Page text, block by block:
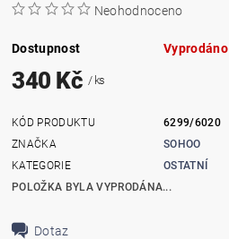
Neohodnoceno
Dostupnost Vyprodáno
340 Kč / ks
KÓD PRODUKTU
6299/6020
ZNAČKA
SOHOO
KATEGORIE
OSTATNÍ
POLOŽKA BYLA VYPRODÁNA...
Dotaz